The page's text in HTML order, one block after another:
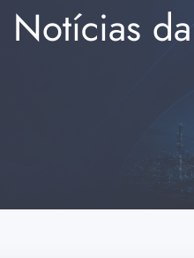
Notícias